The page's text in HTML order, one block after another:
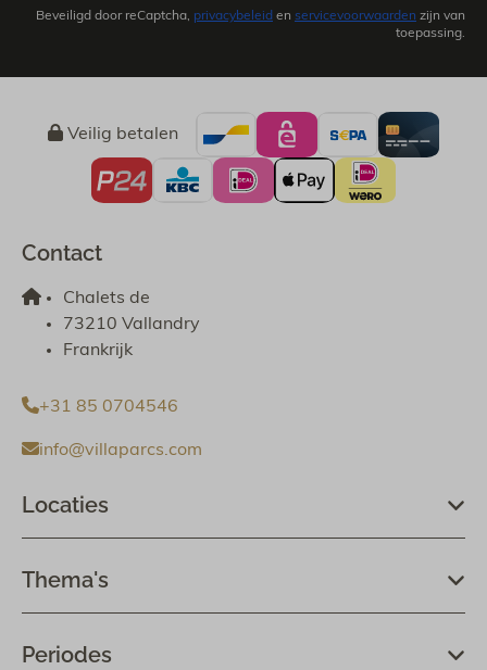
Beveiligd door reCaptcha, privacybeleid en servicevoorwaarden zijn van
toepassing.
Veilig betalen
Contact
Chalets de
73210 Vallandry
Frankrijk
+31 85 0704546
info@villaparcs.com
Locaties
Thema's
Periodes